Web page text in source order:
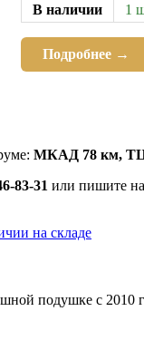
В наличии
1
Подробнее →
МКАД 78 км, ТЦ
83-31 или пишите
на складе
подушке с 2010